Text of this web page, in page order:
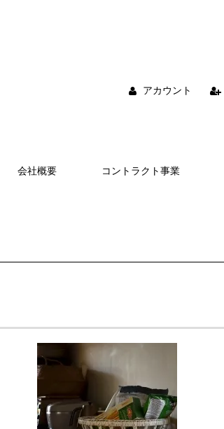
アカウント
会社概要 コントラクト事業